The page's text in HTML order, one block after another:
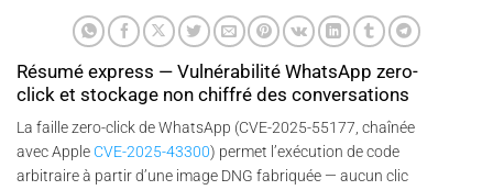
Résumé express — Vulnérabilité WhatsApp zero-
click et stockage non chiffré des conversations
La faille zero-click de WhatsApp (CVE-2025-55177, chaînée
avec Apple CVE-2025-43300) permet l’exécution de code
arbitraire à partir d’une image DNG fabriquée — aucun clic